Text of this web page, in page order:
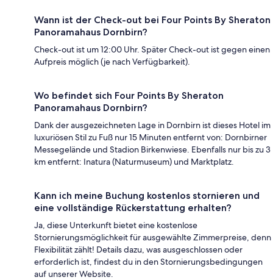
Wann ist der Check-out bei Four Points By Sheraton
Panoramahaus Dornbirn?
Check-out ist um 12:00 Uhr. Später Check-out ist gegen einen
Aufpreis möglich (je nach Verfügbarkeit).
Wo befindet sich Four Points By Sheraton
Panoramahaus Dornbirn?
Dank der ausgezeichneten Lage in Dornbirn ist dieses Hotel im
luxuriösen Stil zu Fuß nur 15 Minuten entfernt von: Dornbirner
Messegelände und Stadion Birkenwiese. Ebenfalls nur bis zu 3
km entfernt: Inatura (Naturmuseum) und Marktplatz.
Kann ich meine Buchung kostenlos stornieren und
eine vollständige Rückerstattung erhalten?
Ja, diese Unterkunft bietet eine kostenlose
Stornierungsmöglichkeit für ausgewählte Zimmerpreise, denn
Flexibilität zählt! Details dazu, was ausgeschlossen oder
erforderlich ist, findest du in den Stornierungsbedingungen
auf unserer Website.